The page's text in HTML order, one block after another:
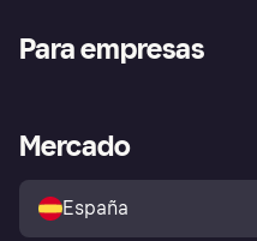
Inicio de sesión
Directorio de tiendas
Política de protección al
comprador de Klarna
Reclamaciones
Para empresas
Acceso empresas
Mercado
España